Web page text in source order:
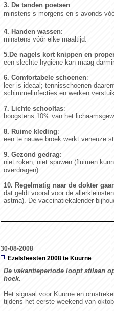
3. De tanden poetsen:
minstens s morgens en s avonds
4. Handen wassen:
minstens vóór elke maaltijd.
5.De nagels kort knippen en
een slechte hygiëne kan maag-
6. Comfortabele schoenen:
leer is ideaal; tennisschoenen
schimmelinfecties en werken
7. Lichte schooltas:
hoogstens 10% van het
8. Ruime kleding:
een te nauwe broek werkt veneuze
9. Gezond gedrag:
niet roken, niet spuwen (fluimen
overdragen).
10. Regelmatig naar de dokter
dat geldt vooral voor de
astma). De vaccinatiekalender
30-08-2008
Ezelsfeesten 2008 te Kuurne
De vakantieperiode loopt stilaan
hoek.
Het signaal voor Kuurne en
tijdens het eerste weekend van